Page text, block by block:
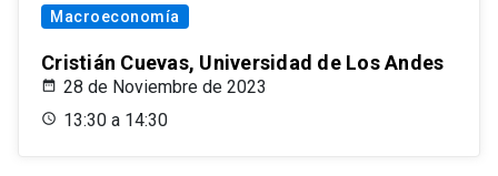
Macroeconomía
Cristián Cuevas, Universidad de Los Andes
28 de Noviembre de 2023
13:30 a 14:30